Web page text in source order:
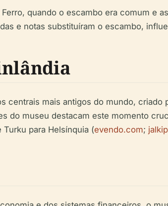
quando o escambo era comum e
e notas substituíram o escambo,
centrais mais antigos do mundo,
do museu destacam este momento
Turku para Helsínquia (evendo.com;